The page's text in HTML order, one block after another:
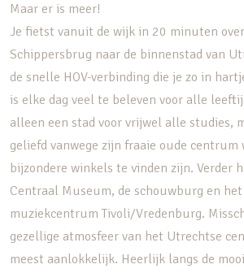
Maar er is meer!
Je fietst vanuit de wijk in 20 minuten
Schippersbrug naar de binnenstad van
de snelle HOV-verbinding die je zo in
is elke dag veel te beleven voor alle
alleen een stad voor vrijwel alle studies,
geliefd vanwege zijn fraaie oude centrum
bijzondere winkels te vinden zijn. Verder
Centraal Museum, de schouwburg en
muziekcentrum Tivoli/Vredenburg.
gezellige atmosfeer van het Utrechtse
meest aanlokkelijk. Heerlijk langs de